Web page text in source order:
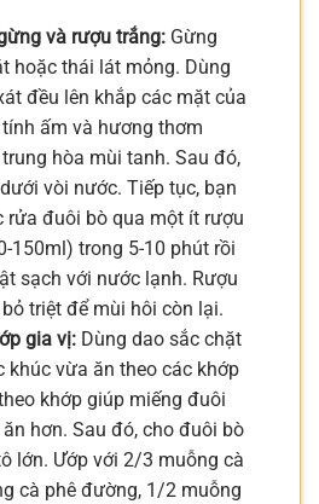
và rượu trắng: Gừng
hoặc thái lát mỏng. Dùng
đều lên khắp các mặt của
ấm và hương thơm
hòa mùi tanh. Sau đó,
vòi nước. Tiếp tục, bạn
rửa đuôi bò qua một ít rượu
150ml) trong 5-10 phút rồi
sạch với nước lạnh. Rượu
triệt để mùi hôi còn lại.
gia vị: Dùng dao sắc chặt
khúc vừa ăn theo các khớp
khớp giúp miếng đuôi
hơn. Sau đó, cho đuôi bò
lớn. Ướp với 2/3 muỗng cà
cà phê đường, 1/2 muỗng